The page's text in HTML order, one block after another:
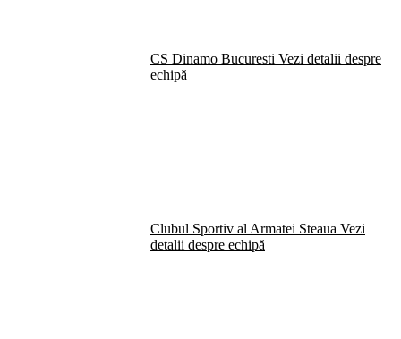
CS Dinamo Bucuresti Vezi detalii despre
echipă
Clubul Sportiv al Armatei Steaua Vezi
detalii despre echipă